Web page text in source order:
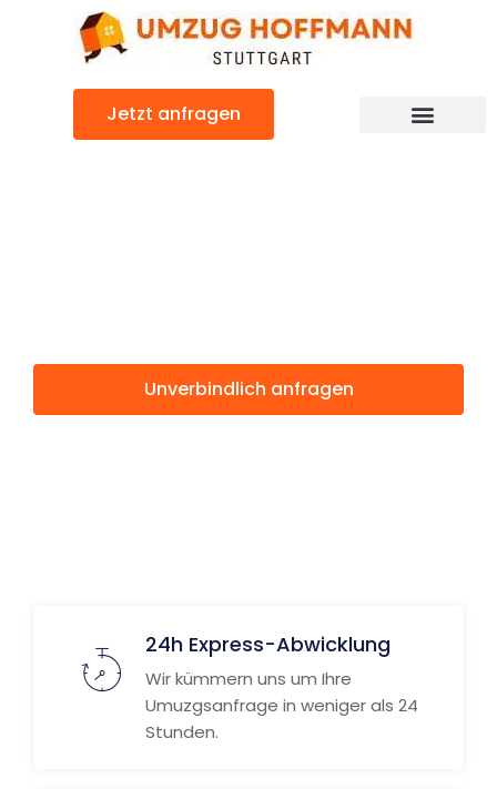
Jetzt anfragen
Unverbindlich anfragen
24h Express-Abwicklung
Wir kümmern uns um Ihre
Umuzgsanfrage in weniger als 24
Stunden.